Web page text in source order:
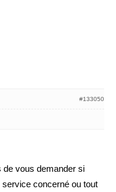
#133050
de vous demander si
concerné ou tout